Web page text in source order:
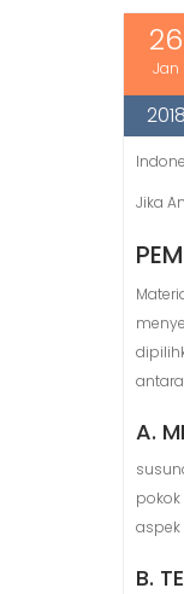
26
Jan
2018
Jika
A.
aspek
B.